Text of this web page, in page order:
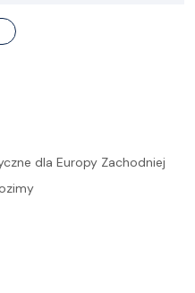
dla Europy Zachodniej